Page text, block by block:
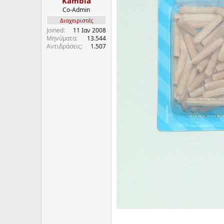
Co-Admin
Διαχειριστές
Joined
11 Ιαν 2008
Μηνύματα
13.544
Αντιδράσεις
1.507